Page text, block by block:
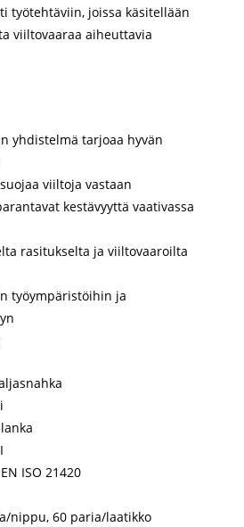
työtehtäviin, joissa käsitellään
viiltovaaraa aiheuttavia
yhdistelmä tarjoaa hyvän
viiltoja vastaan
kestävyyttä vaativassa
rasitukselta ja viiltovaaroilta
työympäristöihin ja
ISO 21420
nippu, 60 paria/laatikko